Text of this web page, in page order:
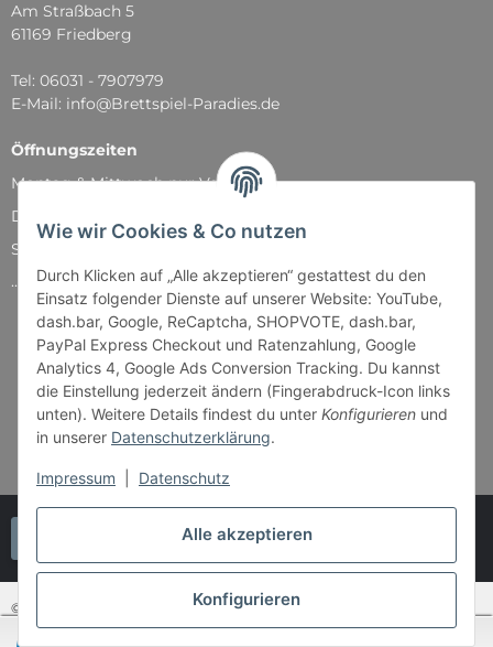
Alle akzeptieren
Konfigurieren
Wie wir Cookies & Co nutzen
Durch Klicken auf „Alle akzeptieren“ gestattest du den
Einsatz folgender Dienste auf unserer Website: YouTube,
dash.bar, Google, ReCaptcha, SHOPVOTE, dash.bar,
PayPal Express Checkout und Ratenzahlung, Google
Analytics 4, Google Ads Conversion Tracking. Du kannst
die Einstellung jederzeit ändern (Fingerabdruck-Icon links
unten). Weitere Details findest du unter Konfigurieren und
in unserer Datenschutzerklärung.
Impressum Datenschutz
Am Straßbach 5
61169 Friedberg
Tel: 06031 - 7907979
E-Mail: info@Brettspiel-Paradies.de
Öffnungszeiten
Montag & Mittwoch nur Versand
Dienstag, Donnerstag und Freitag: 11:00 - 18:30 Uhr
Samstag: 11:00 - 14:00 Uhr
...und natürlich während unserer Events
© Bender & Lipkowski GbR - Brettspiel-Paradies
SEHR GUT (4.87 / 5)
aus37Bewertungen bei: shopvote.de ⓘ